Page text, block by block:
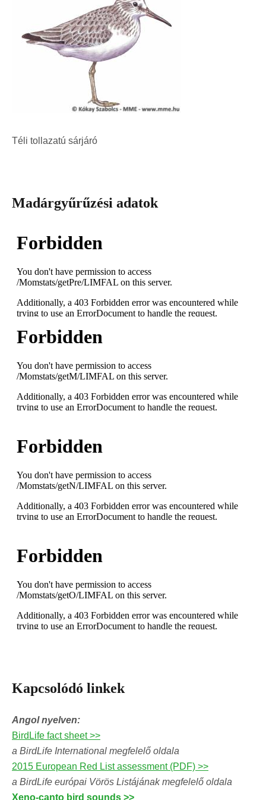
Téli tollazatú sárjáró
Madárgyűrűzési adatok
Kapcsolódó linkek
Angol nyelven:
BirdLife fact sheet >>
a BirdLife International megfelelő oldala
2015 European Red List assessment (PDF) >>
a BirdLife európai Vörös Listájának megfelelő oldala
Xeno-canto bird sounds >>